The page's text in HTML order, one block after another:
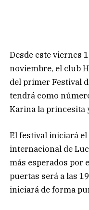
Desde este viernes
noviembre, el club
del primer Festival
tendrá como
Karina la princesita
El festival iniciará
internacional de
más esperados por
puertas será a las
iniciará de forma